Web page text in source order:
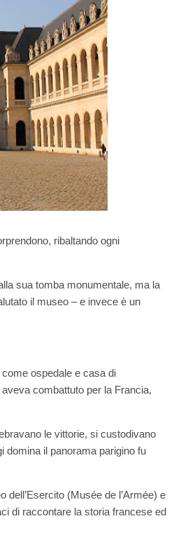
ribaltando ogni
sua tomba monumentale, ma la
il museo – e invece è un
ospedale e casa di
combattuto per la Francia,
le vittorie, si custodivano
domina il panorama parigino fu
dell’Esercito (Musée de l’Armée) e
di raccontare la storia francese ed